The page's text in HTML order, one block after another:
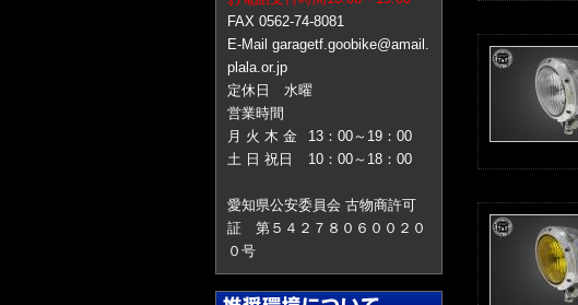
FAX 0562-74-8081
E-Mail garagetf.goobike@amail.
plala.or.jp
定休日 水曜
営業時間
月 火 木 金
13：00～19：00
土 日 祝日
10：00～18：00
愛知県公安委員会 古物商許可
証 第５４２７８０６００２０
０号